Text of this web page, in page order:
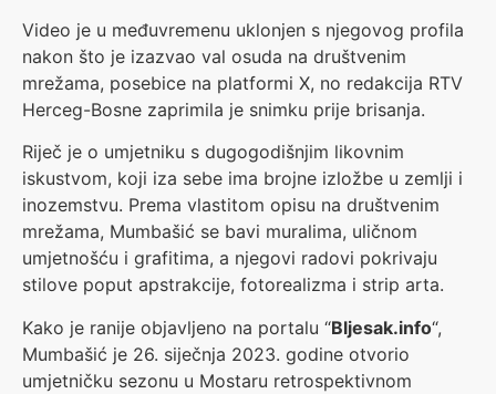
Video je u međuvremenu uklonjen s njegovog profila
nakon što je izazvao val osuda na društvenim
mrežama, posebice na platformi X, no redakcija RTV
Herceg-Bosne zaprimila je snimku prije brisanja.
Riječ je o umjetniku s dugogodišnjim likovnim
iskustvom, koji iza sebe ima brojne izložbe u zemlji i
inozemstvu. Prema vlastitom opisu na društvenim
mrežama, Mumbašić se bavi muralima, uličnom
umjetnošću i grafitima, a njegovi radovi pokrivaju
stilove poput apstrakcije, fotorealizma i strip arta.
Kako je ranije objavljeno na portalu “Bljesak.info“,
Mumbašić je 26. siječnja 2023. godine otvorio
umjetničku sezonu u Mostaru retrospektivnom